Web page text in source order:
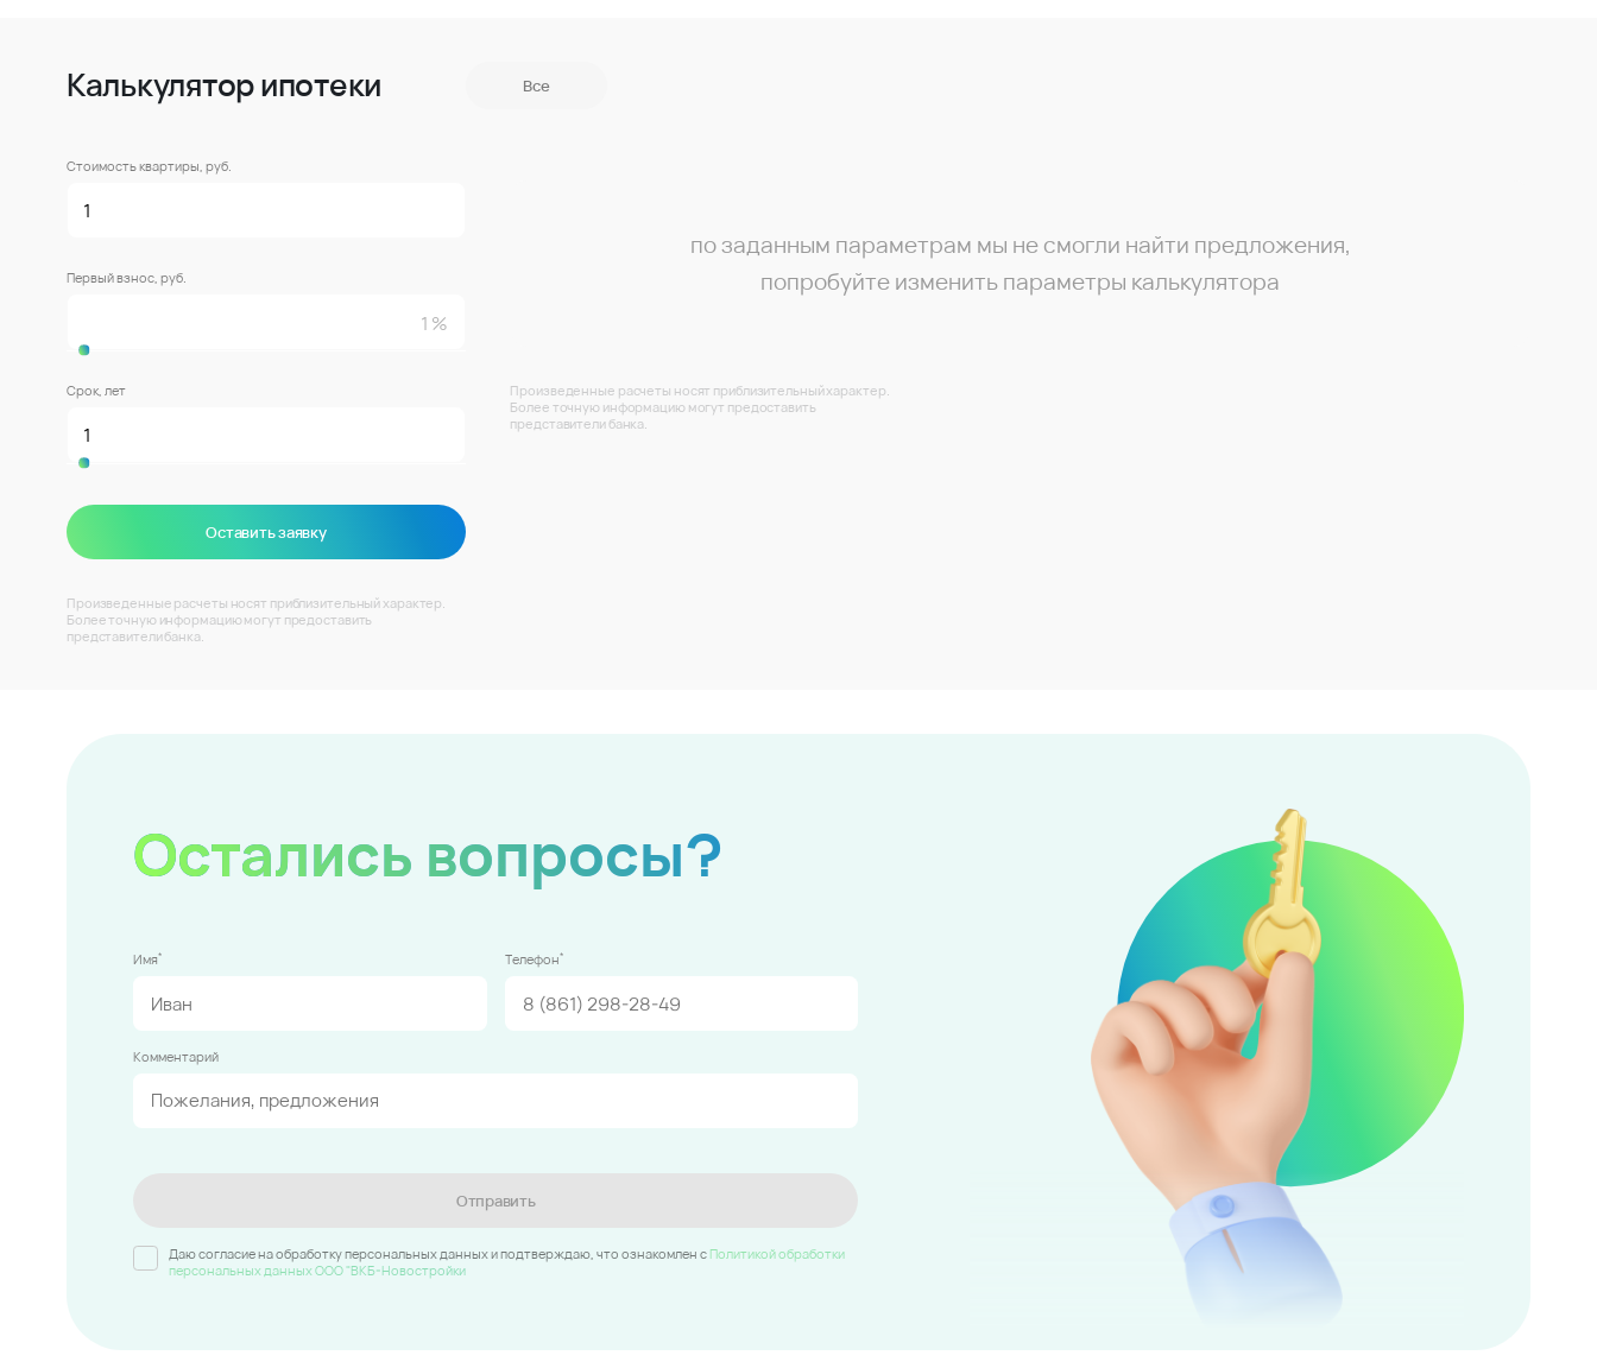
Калькулятор ипотеки Все
Стоимость квартиры, руб.
Первый взнос, руб.
Срок, лет
Оставить заявку
Произведенные расчеты носят приблизительный характер.
Более точную информацию могут предоставить
представители банка.
по заданным параметрам мы не смогли найти предложения,
попробуйте изменить параметры калькулятора
Произведенные расчеты носят приблизительный характер.
Более точную информацию могут предоставить
представители банка.
Остались вопросы?
Имя* Телефон*
Комментарий
Отправить
Даю согласие на обработку персональных данных и подтверждаю, что ознакомлен c Политикой обработки
персональных данных ООО "ВКБ-Новостройки